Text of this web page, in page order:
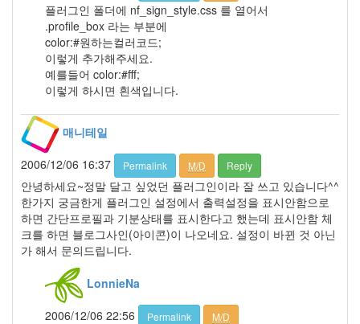
플러그인 폴더에 nf_sign_style.css 를 열어서
.profile_box 라는 부분에
color:#원하는컬러코드;
이렇게 추가해주세요.
예를들어 color:#fff;
이렇게 하시면 흰색입니다.
매니테일
2006/12/06 16:37
Permalink M/D Reply
안녕하세요~정말 달고 싶었던 플러그인이라 잘 쓰고 있습니다^^
한가지 궁금한게 플러그인 설정에서 출력설정을 표시안함으로
하면 간단프로필과 기분상태를 표시한다고 했는데 표시안함 체
크를 하면 블로그사인(아이콘)이 나오네요. 설정이 바뀐 것 아닌
가 해서 문의드립니다.
LonnieNa
2006/12/06 22:56
Permalink M/D
2007
월
9
2007
년
월
10
2007
년
5